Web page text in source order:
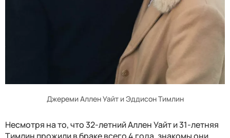
Джереми Аллен Уайт и Эддисон Тимлин
Несмотря на то, что 32-летний Аллен Уайт и 31-летняя